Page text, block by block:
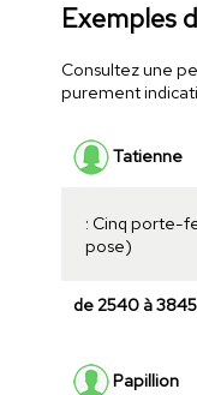
Exemples
Consultez une
purement
Tatienne
: Cinq porte-
pose)
de 2540 à
Papillion